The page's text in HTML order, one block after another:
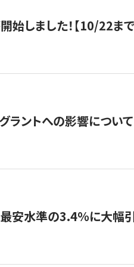
しました！【10/22まで
ラントへの影響について
安水準の3.4％に大幅